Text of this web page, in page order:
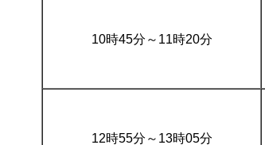
10時45分～11時20分
12時55分～13時05分